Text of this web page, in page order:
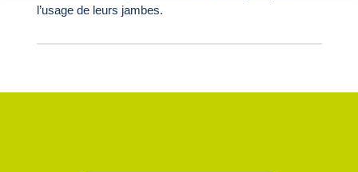
l’usage de leurs jambes.